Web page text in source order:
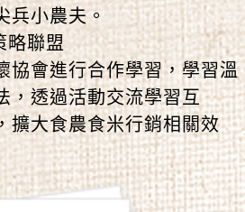
兵小農夫。
略聯盟
協會進行合作學習，學習溫
，透過活動交流學習互
擴大食農食米行銷相關效